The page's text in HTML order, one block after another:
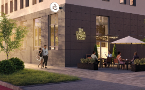
персональных данных.
Подтвердить